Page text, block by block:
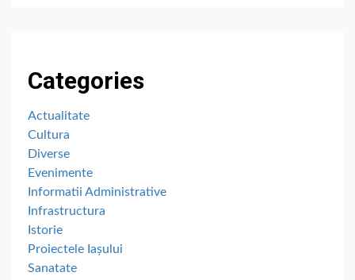
Categories
Actualitate
Cultura
Diverse
Evenimente
Informatii Administrative
Infrastructura
Istorie
Proiectele Iașului
Sanatate